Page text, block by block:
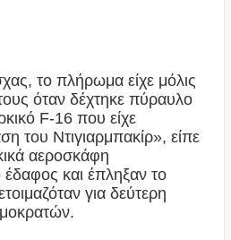
το πλήρωμα είχε μόλις
όταν δέχτηκε πύραυλο
F-16 που είχε
του Ντιγιαρμπακίρ», είπε
αεροσκάφη
και έπληξαν το
για δεύτερη